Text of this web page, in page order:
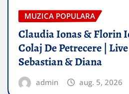
MUZICA POPULARA
Claudia Ionas & Florin
Colaj De Petrecere |
Sebastian & Diana
admin aug. 5, 2026